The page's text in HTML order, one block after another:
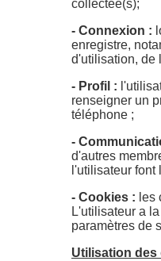
collectée(s);
- Connexion :
enregistre,
d'utilisation, de
- Profil :
renseigner un
téléphone ;
-
d'autres
l'utilisateur
- Cookies : les
L'utilisateur a
paramètres de
Utilisation